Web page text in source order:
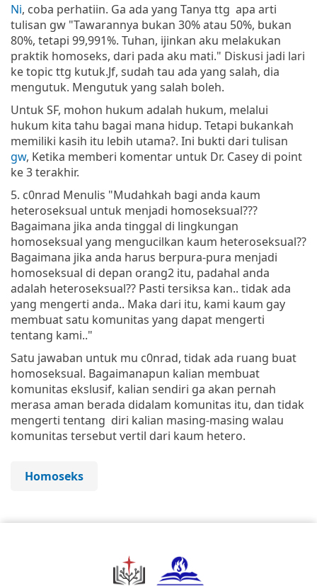
Ni, coba perhatiin. Ga ada yang Tanya ttg apa arti
tulisan gw "Tawarannya bukan 30% atau 50%, bukan
80%, tetapi 99,991%. Tuhan, ijinkan aku melakukan
praktik homoseks, dari pada aku mati." Diskusi jadi lari
ke topic ttg kutuk.Jf, sudah tau ada yang salah, dia
mengutuk. Mengutuk yang salah boleh.
Untuk SF, mohon hukum adalah hukum, melalui
hukum kita tahu bagai mana hidup. Tetapi bukankah
memiliki kasih itu lebih utama?. Ini bukti dari tulisan
gw, Ketika memberi komentar untuk Dr. Casey di point
ke 3 terakhir.
5. c0nrad Menulis "Mudahkah bagi anda kaum
heteroseksual untuk menjadi homoseksual???
Bagaimana jika anda tinggal di lingkungan
homoseksual yang mengucilkan kaum heteroseksual??
Bagaimana jika anda harus berpura-pura menjadi
homoseksual di depan orang2 itu, padahal anda
adalah heteroseksual?? Pasti tersiksa kan.. tidak ada
yang mengerti anda.. Maka dari itu, kami kaum gay
membuat satu komunitas yang dapat mengerti
tentang kami.."
Satu jawaban untuk mu c0nrad, tidak ada ruang buat
homoseksual. Bagaimanapun kalian membuat
komunitas ekslusif, kalian sendiri ga akan pernah
merasa aman berada didalam komunitas itu, dan tidak
mengerti tentang diri kalian masing-masing walau
komunitas tersebut vertil dari kaum hetero.
Homoseks